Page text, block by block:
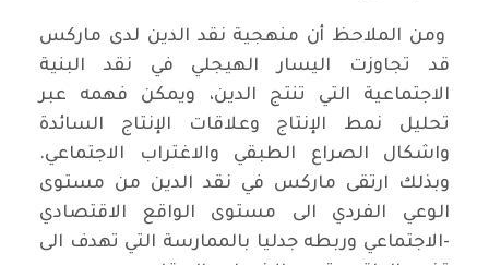
ومن الملاحظ أن منهجية نقد الدين لدى ماركس
قد تجاوزت اليسار الهيجلي في نقد البنية
الاجتماعية التي تنتج الدين، ويمكن فهمه عبر
تحليل نمط الإنتاج وعلاقات الإنتاج السائدة
واشكال الصراع الطبقي والاغتراب الاجتماعي.
وبذلك ارتقى ماركس في نقد الدين من مستوى
الوعي الفردي الى مستوى الواقع الاقتصادي
-الاجتماعي وربطه جدليا بالممارسة التي تهدف الى